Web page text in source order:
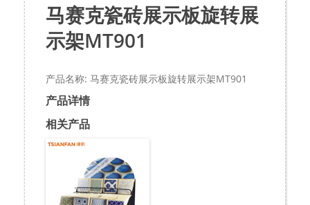
马赛克瓷砖展示板旋转展
示架MT901
产品名称: 马赛克瓷砖展示板旋转展示架MT901
产品详情
相关产品